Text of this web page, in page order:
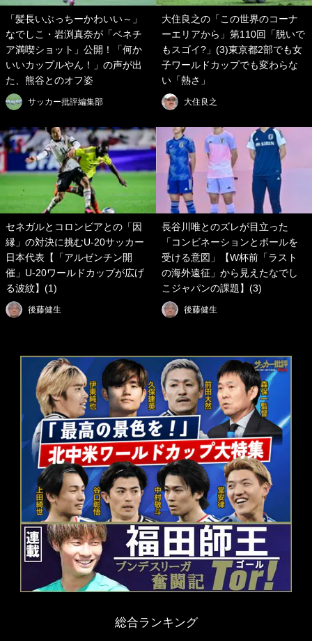
「髪長いぶっちーかわいい～」
なでしこ・岩渕真奈が「ベネチ
ア満喫ショット」公開！「何か
いいカップルやん！」の声が出
た、熊谷とのオフ姿
サッカー批評編集部
大住良之の「この世界のコーナ
ーエリアから」第110回「脱いで
もスゴイ?」(3)東京都2部でも女
子ワールドカップでも変わらな
い「熱さ」
大住良之
セネガルとコロンビアとの「因
縁」の対決に挑むU-20サッカー
日本代表【「アルゼンチン開
催」U-20ワールドカップが広げ
る波紋】(1)
後藤健生
長谷川唯とのズレが目立った
「コンビネーションとボールを
受ける意図」【W杯前「ラスト
の海外遠征」から見えたなでし
こジャパンの課題】(3)
後藤健生
総合ランキング